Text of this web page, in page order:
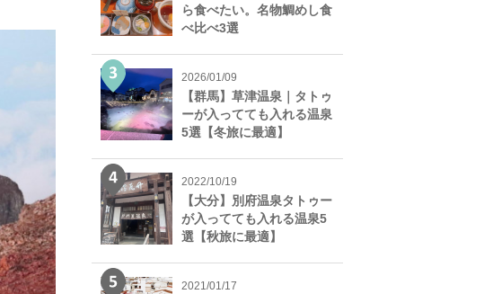
ら食べたい。名物鯛めし食
べ比べ3選
2026/01/09
【群馬】草津温泉｜タトゥ
ーが入ってても入れる温泉
5選【冬旅に最適】
2022/10/19
【大分】別府温泉タトゥー
が入ってても入れる温泉5
選【秋旅に最適】
2021/01/17